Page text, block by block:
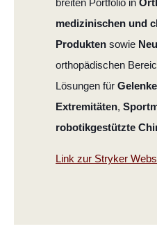
breiten Portfolio in
medizinischen und
Produkten sowie
orthopädischen
Lösungen für
Extremitäten,
robotikgestützte
Link zur Stryker